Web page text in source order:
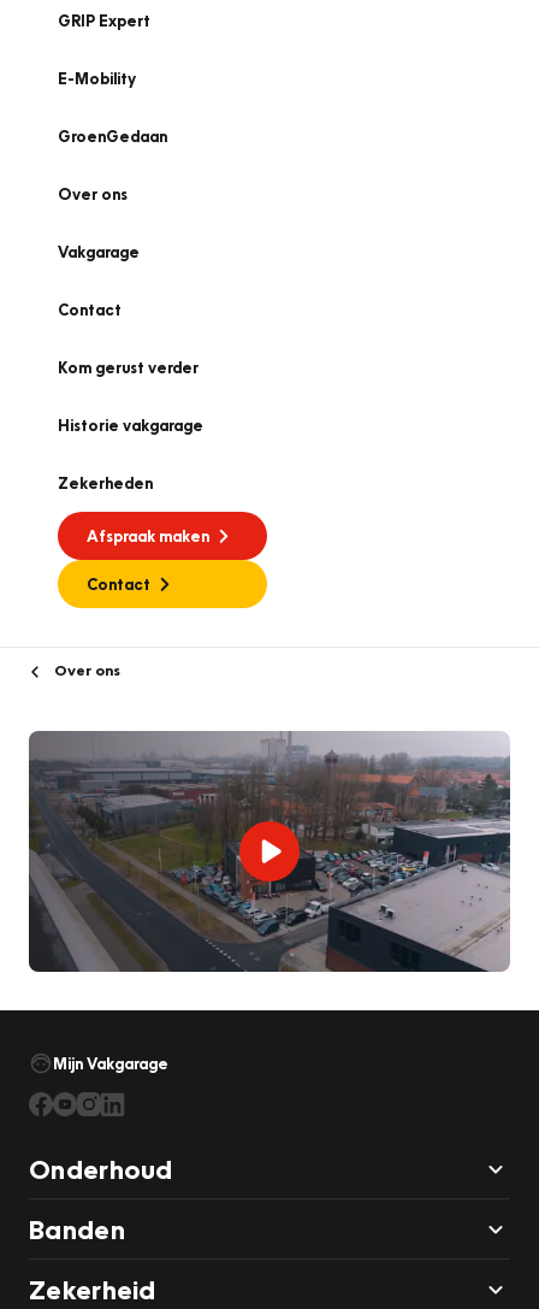
GRIP Expert
E-Mobility
GroenGedaan
Over ons
Vakgarage
Contact
Kom gerust verder
Historie vakgarage
Zekerheden
Afspraak maken
Contact
Over ons
Mijn Vakgarage
Onderhoud
Banden
Zekerheid